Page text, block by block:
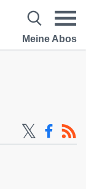
Meine Abos